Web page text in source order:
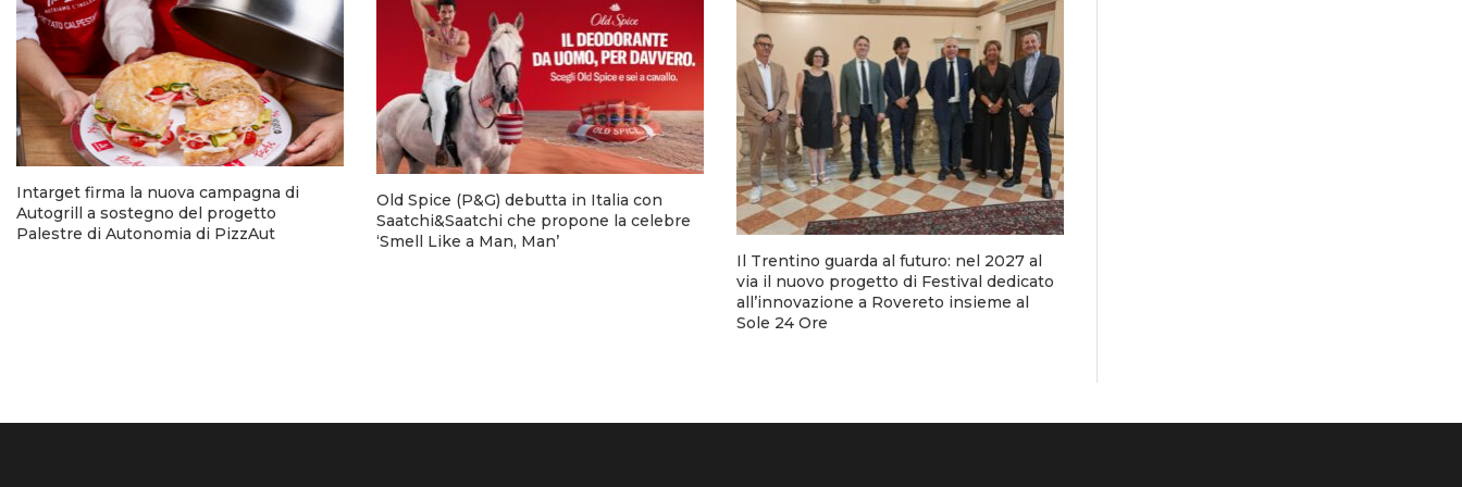
Intarget firma la nuova campagna di
Autogrill a sostegno del progetto
Palestre di Autonomia di PizzAut
Old Spice (P&G) debutta in Italia con
Saatchi&Saatchi che propone la celebre
‘Smell Like a Man, Man’
Il Trentino guarda al futuro: nel 2027 al
via il nuovo progetto di Festival dedicato
all’innovazione a Rovereto insieme al
Sole 24 Ore